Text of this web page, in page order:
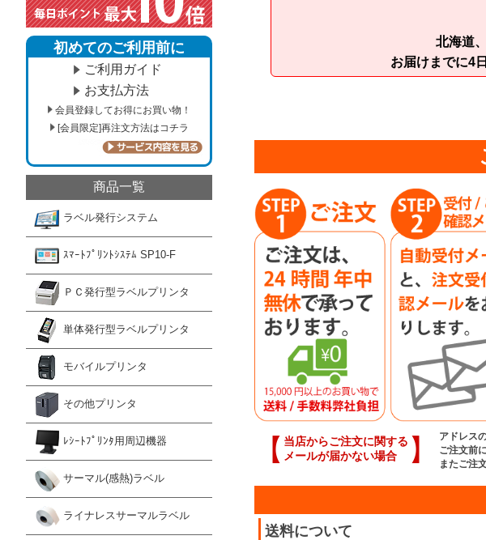
初めてのご利用前に
ご利用ガイド
お支払方法
会員登録してお得にお買い物！
[会員限定]再注文方法はコチラ
商品一覧
ラベル発行システム
ｽﾏｰﾄﾌﾟﾘﾝﾄｼｽﾃﾑ SP10-F
ＰＣ発行型ラベルプリンタ
単体発行型ラベルプリンタ
モバイルプリンタ
その他プリンタ
ﾚｼｰﾄﾌﾟﾘﾝﾀ用周辺機器
サーマル(感熱)ラベル
ライナレスサーマルラベル
北海道
お届けまでに4
【 当店からご注文に関する
メールが届かない場合
】
アドレス
ご注文前
またご注
送料について